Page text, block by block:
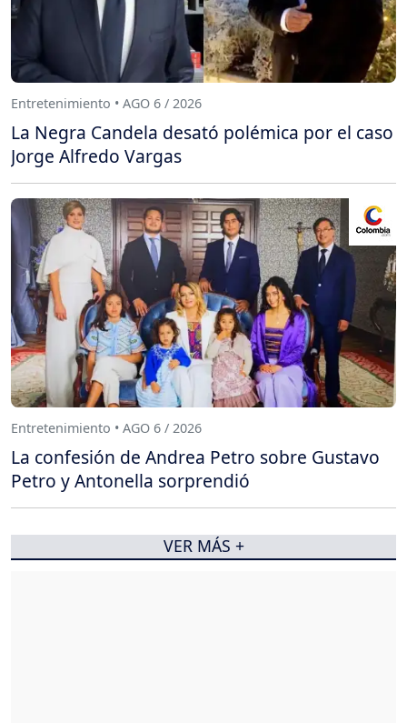
Entretenimiento • AGO 6 / 2026
La Negra Candela desató polémica por el caso
Jorge Alfredo Vargas
Entretenimiento • AGO 6 / 2026
La confesión de Andrea Petro sobre Gustavo
Petro y Antonella sorprendió
VER MÁS +